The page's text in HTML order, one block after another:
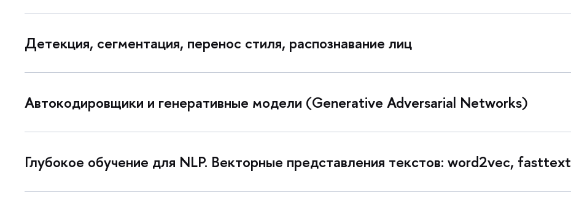
Детекция, сегментация, перенос стиля, распознавание лиц
Автокодировщики и генеративные модели (Generative Adversarial Networks)
Глубокое обучение для NLP. Векторные представления текстов: word2vec, fasttext